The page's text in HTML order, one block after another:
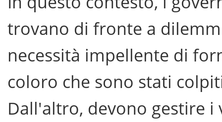
trovano di fronte a
necessità impellente di
coloro che sono stati
Dall'altro, devono gestire